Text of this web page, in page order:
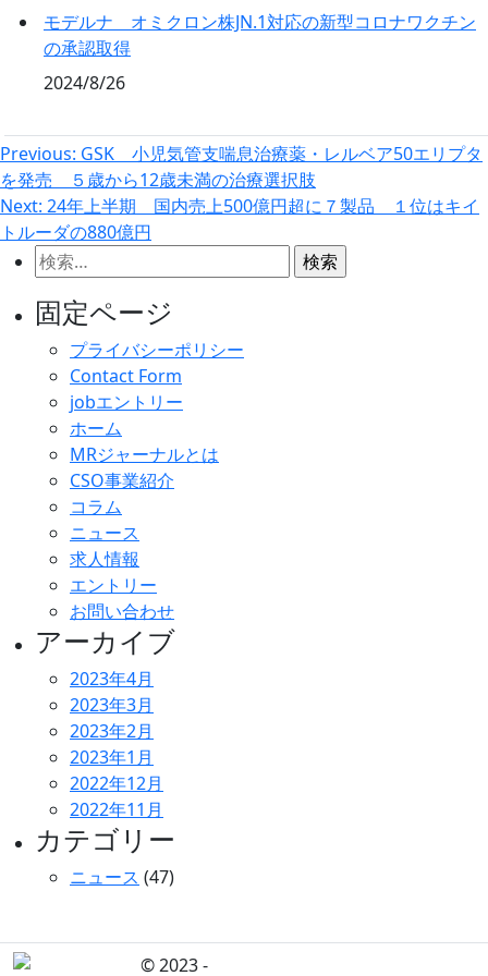
モデルナ オミクロン株JN.1対応の新型コロナワクチン
の承認取得
2024/8/26
投
稿
ナ
ビ
ー
Previous: GSK 小児気管支喘息治療薬・レルベア50エリプタ
を発売 ５歳から12歳未満の治療選択肢
Next: 24年上半期 国内売上500億円超に７製品 １位はキイ
トルーダの880億円
検
索:
固定ページ
プライバシーポリシー
Contact Form
jobエントリー
ホーム
MRジャーナルとは
CSO事業紹介
コラム
ニュース
求人情報
エントリー
お問い合わせ
アーカイブ
2023年4月
2023年3月
2023年2月
2023年1月
2022年12月
2022年11月
カテゴリー
ニュース (47)
© 2023 -